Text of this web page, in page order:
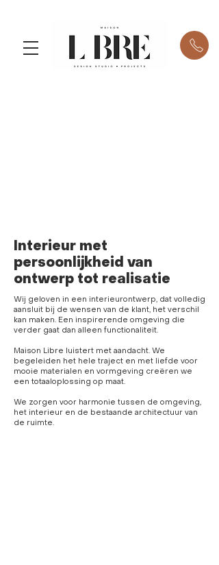
Interieur met
persoonlijkheid van
ontwerp tot realisatie
Wij geloven in een interieurontwerp, dat volledig
aansluit bij de wensen van de klant, het verschil
kan maken. Een inspirerende omgeving die
verder gaat dan alleen functionaliteit.
Maison Libre luistert met aandacht. We
begeleiden het hele traject en met liefde voor
mooie materialen en vormgeving creëren we
een totaaloplossing op maat.
We zorgen voor harmonie tussen de omgeving,
het interieur en de bestaande architectuur van
de ruimte.